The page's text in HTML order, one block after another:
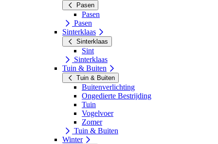
Pasen
Pasen
Pasen
Sinterklaas
Sinterklaas
Sint
Sinterklaas
Tuin & Buiten
Tuin & Buiten
Buitenverlichting
Ongedierte Bestrijding
Tuin
Vogelvoer
Zomer
Tuin & Buiten
Winter